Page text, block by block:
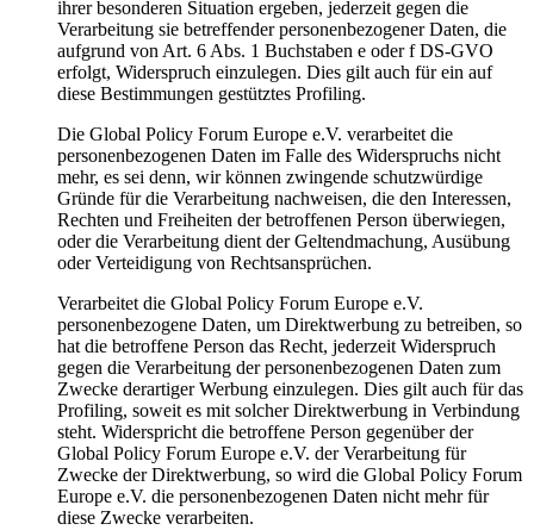
ihrer besonderen Situation ergeben, jederzeit gegen die
Verarbeitung sie betreffender personenbezogener Daten, die
aufgrund von Art. 6 Abs. 1 Buchstaben e oder f DS-GVO
erfolgt, Widerspruch einzulegen. Dies gilt auch für ein auf
diese Bestimmungen gestütztes Profiling.
Die Global Policy Forum Europe e.V. verarbeitet die
personenbezogenen Daten im Falle des Widerspruchs nicht
mehr, es sei denn, wir können zwingende schutzwürdige
Gründe für die Verarbeitung nachweisen, die den Interessen,
Rechten und Freiheiten der betroffenen Person überwiegen,
oder die Verarbeitung dient der Geltendmachung, Ausübung
oder Verteidigung von Rechtsansprüchen.
Verarbeitet die Global Policy Forum Europe e.V.
personenbezogene Daten, um Direktwerbung zu betreiben, so
hat die betroffene Person das Recht, jederzeit Widerspruch
gegen die Verarbeitung der personenbezogenen Daten zum
Zwecke derartiger Werbung einzulegen. Dies gilt auch für das
Profiling, soweit es mit solcher Direktwerbung in Verbindung
steht. Widerspricht die betroffene Person gegenüber der
Global Policy Forum Europe e.V. der Verarbeitung für
Zwecke der Direktwerbung, so wird die Global Policy Forum
Europe e.V. die personenbezogenen Daten nicht mehr für
diese Zwecke verarbeiten.